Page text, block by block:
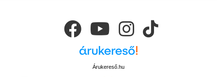
Árukereső.hu